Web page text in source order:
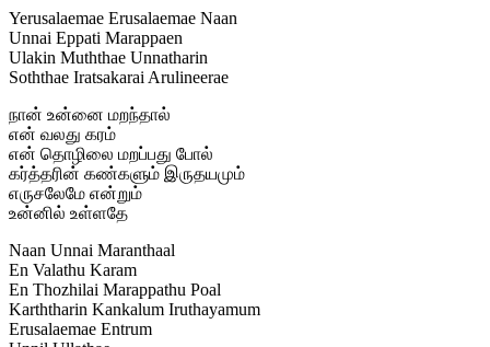
Yerusalaemae Erusalaemae Naan
Unnai Eppati Marappaen
Ulakin Muththae Unnatharin
Soththae Iratsakarai Arulineerae
நான் உன்னை மறந்தால்
என் வலது கரம்
என் தொழிலை மறப்பது போல்
கர்த்தரின் கண்களும் இருதயமும்
எருசலேமே என்றும்
உன்னில் உள்ளதே
Naan Unnai Maranthaal
En Valathu Karam
En Thozhilai Marappathu Poal
Karththarin Kankalum Iruthayamum
Erusalaemae Entrum